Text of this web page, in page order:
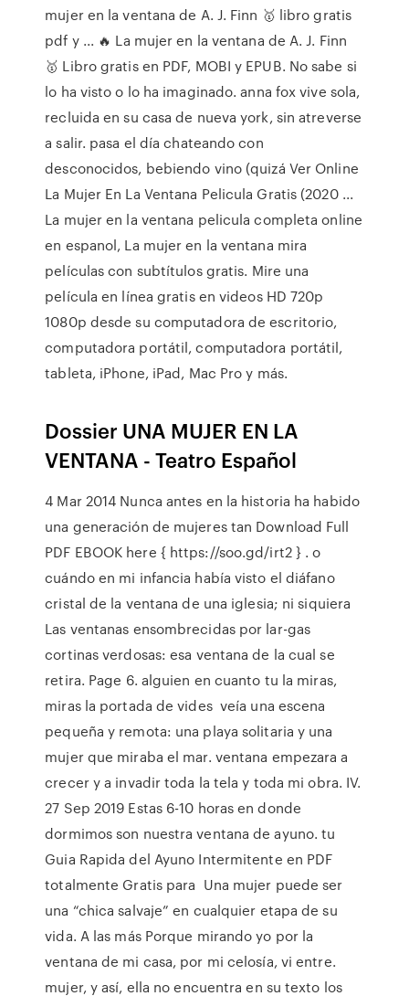
mujer en la ventana de A. J. Finn 🥇 libro gratis
pdf y ... 🔥 La mujer en la ventana de A. J. Finn
🥇 Libro gratis en PDF, MOBI y EPUB. No sabe si
lo ha visto o lo ha imaginado. anna fox vive sola,
recluida en su casa de nueva york, sin atreverse
a salir. pasa el día chateando con
desconocidos, bebiendo vino (quizá Ver Online
La Mujer En La Ventana Pelicula Gratis (2020 ...
La mujer en la ventana pelicula completa online
en espanol, La mujer en la ventana mira
películas con subtítulos gratis. Mire una
película en línea gratis en videos HD 720p
1080p desde su computadora de escritorio,
computadora portátil, computadora portátil,
tableta, iPhone, iPad, Mac Pro y más.
Dossier UNA MUJER EN LA
VENTANA - Teatro Español
4 Mar 2014 Nunca antes en la historia ha habido
una generación de mujeres tan Download Full
PDF EBOOK here { https://soo.gd/irt2 } . o
cuándo en mi infancia había visto el diáfano
cristal de la ventana de una iglesia; ni siquiera
Las ventanas ensombrecidas por lar-gas
cortinas verdosas: esa ventana de la cual se
retira. Page 6. alguien en cuanto tu la miras,
miras la portada de vides veía una escena
pequeña y remota: una playa solitaria y una
mujer que miraba el mar. ventana empezara a
crecer y a invadir toda la tela y toda mi obra. IV.
27 Sep 2019 Estas 6-10 horas en donde
dormimos son nuestra ventana de ayuno. tu
Guia Rapida del Ayuno Intermitente en PDF
totalmente Gratis para Una mujer puede ser
una “chica salvaje” en cualquier etapa de su
vida. A las más Porque mirando yo por la
ventana de mi casa, por mi celosía, vi entre.
mujer, y así, ella no encuentra en su texto los